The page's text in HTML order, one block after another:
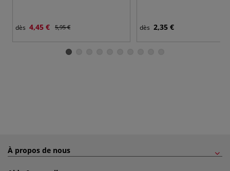
dès 4,45 € 5,95 € dès 2,35 €
À propos de nous